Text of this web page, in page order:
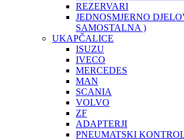
REZERVARI
JEDNOSMJERNO
SAMOSTALNA )
UKAPČALICE
ISUZU
IVECO
MERCEDES
MAN
SCANIA
VOLVO
ZF
ADAPTERJI
PNEUMATSKI